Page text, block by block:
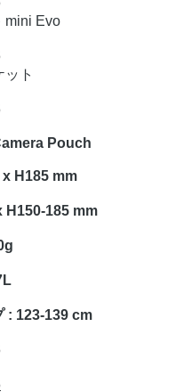
mini Evo
ット
Pouch
H185 mm
H150-185 mm
: 123-139 cm